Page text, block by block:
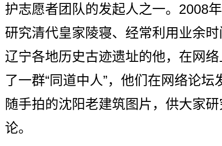
护志愿者团队的发起人之一。2008
研究清代皇家陵寝、经常利用业余
辽宁各地历史古迹遗址的他，在网
了一群“同道中人”，他们在网络论坛
随手拍的沈阳老建筑图片，供大家
论。